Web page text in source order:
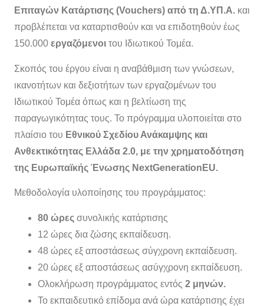
Επιταγών Κατάρτισης (Vouchers) από τη Δ.ΥΠ.Α. και
προβλέπεται να καταρτισθούν και να επιδοτηθούν έως
150.000 εργαζόμενοι του Ιδιωτικού Τομέα.
Σκοπός του έργου είναι η αναβάθμιση των γνώσεων,
ικανοτήτων και δεξιοτήτων των εργαζομένων του
Ιδιωτικού Τομέα όπως και η βελτίωση της
παραγωγικότητας τους. Το πρόγραμμα υλοποιείται στο
πλαίσιο του Εθνικού Σχεδίου Ανάκαμψης και
Ανθεκτικότητας Ελλάδα 2.0, με την χρηματοδότηση
της Ευρωπαϊκής Ένωσης NextGenerationEU.
Μεθοδολογία υλοποίησης του προγράμματος:
80 ώρες συνολικής κατάρτισης
12 ώρες δια ζώσης εκπαίδευση.
48 ώρες εξ αποστάσεως σύγχρονη εκπαίδευση.
20 ώρες εξ αποστάσεως ασύγχρονη εκπαίδευση.
Ολοκλήρωση προγράμματος εντός 2 μηνών.
Το εκπαιδευτικό επίδομα ανά ώρα κατάρτισης έχει